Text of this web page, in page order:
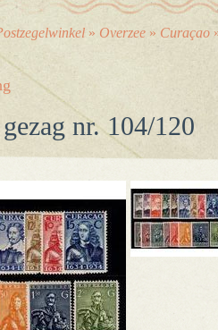
nr. 104/120
» Overzee » Curaçao